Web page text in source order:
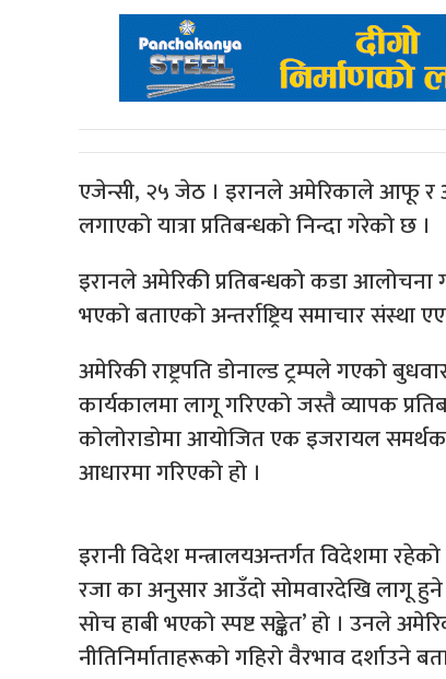
एजेन्सी, २५ जेठ । इरानले अमेरिकाले आफू र
लगाएको यात्रा प्रतिबन्धको निन्दा गरेको छ ।
इरानले अमेरिकी प्रतिबन्धको कडा आलोचना
भएको बताएको अन्तर्राष्ट्रिय समाचार
अमेरिकी राष्ट्रपति डोनाल्ड ट्रम्पले गएको
कार्यकालमा लागू गरिएको जस्तै व्यापक
कोलोराडोमा आयोजित एक इजरायल
आधारमा गरिएको हो ।
इरानी विदेश मन्त्रालयअन्तर्गत विदेशमा
रजा का अनुसार आउँदो सोमवारदेखि लागू हुने
सोच हाबी भएको स्पष्ट सङ्केत’ हो । उनले
नीतिनिर्माताहरूको गहिरो वैरभाव दर्शाउने